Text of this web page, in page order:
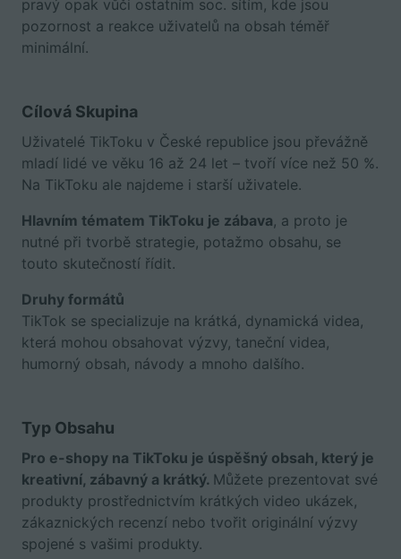
pravý opak vůči ostatním soc. sítím, kde jsou
pozornost a reakce uživatelů na obsah téměř
minimální.
Cílová Skupina
Uživatelé TikToku v České republice jsou převážně
mladí lidé ve věku 16 až 24 let – tvoří více než 50 %.
Na TikToku ale najdeme i starší uživatele.
Hlavním tématem TikToku je zábava, a proto je
nutné při tvorbě strategie, potažmo obsahu, se
touto skutečností řídit.
Druhy formátů
TikTok se specializuje na krátká, dynamická videa,
která mohou obsahovat výzvy, taneční videa,
humorný obsah, návody a mnoho dalšího.
Typ Obsahu
Pro e-shopy na TikToku je úspěšný obsah, který je
kreativní, zábavný a krátký. Můžete prezentovat své
produkty prostřednictvím krátkých video ukázek,
zákaznických recenzí nebo tvořit originální výzvy
spojené s vašimi produkty.